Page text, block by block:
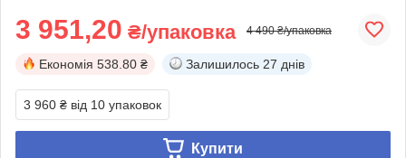
3 951,20 ₴/упаковка 4 490 ₴/упаковка
Економія 538.80 ₴ Залишилось 27 днів
3 960 ₴ від 10 упаковок
Купити